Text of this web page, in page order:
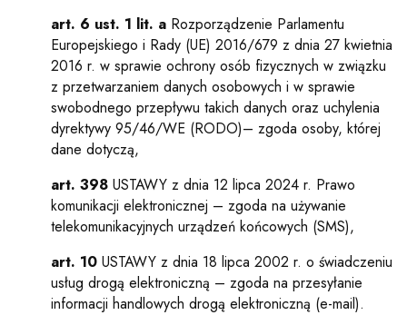
art. 6 ust. 1 lit. a Rozporządzenie Parlamentu
Europejskiego i Rady (UE) 2016/679 z dnia 27 kwietnia
2016 r. w sprawie ochrony osób fizycznych w związku
z przetwarzaniem danych osobowych i w sprawie
swobodnego przepływu takich danych oraz uchylenia
dyrektywy 95/46/WE (RODO)– zgoda osoby, której
dane dotyczą,
art. 398 USTAWY z dnia 12 lipca 2024 r. Prawo
komunikacji elektronicznej – zgoda na używanie
telekomunikacyjnych urządzeń końcowych (SMS),
art. 10 USTAWY z dnia 18 lipca 2002 r. o świadczeniu
usług drogą elektroniczną – zgoda na przesyłanie
informacji handlowych drogą elektroniczną (e-mail).